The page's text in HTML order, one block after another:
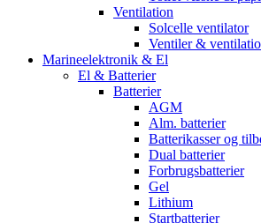
Ventilation
Solcelle ventilator
Ventiler &
Marineelektronik & El
El & Batterier
Batterier
AGM
Alm. batterier
Batterikasser og
Dual batterier
Forbrugsbatterier
Gel
Lithium
Startbatterier